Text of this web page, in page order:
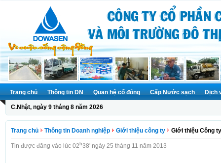
Trang chủ Thông tin DN Quan hệ cổ đông Cấp Nước sạch Dịch
C.Nhật, ngày 9 tháng 8 năm 2026
Trang chủ Thông tin Doanh nghiệp Giới thiệu công ty Giới thiệu Công
Tin được đăng vào lúc 02h38' ngày 25 tháng 11 năm 2013